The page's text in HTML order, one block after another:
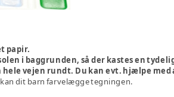
papir.
i baggrunden, så der kastes en
hele vejen rundt. Du kan evt. hjælpe med
dit barn farvelægge tegningen.